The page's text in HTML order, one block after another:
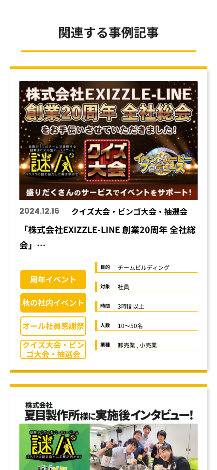
関連する事例記事
2024.12.16 クイズ大会・ビンゴ大会・抽選会
「株式会社EXIZZLE-LINE 創業20周年 全社総
会」…
周年イベント
秋の社内イベント
オール社員感謝祭
クイズ大会・ビン
ゴ大会・抽選会
目的 チームビルディング
対象 社員
時間 3時間以上
人数 10〜50名
業種 卸売業 , 小売業